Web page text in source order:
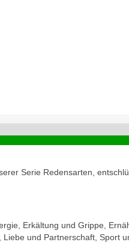
Serie Redensarten,
Erkältung und Grippe,
und Partnerschaft, Sport